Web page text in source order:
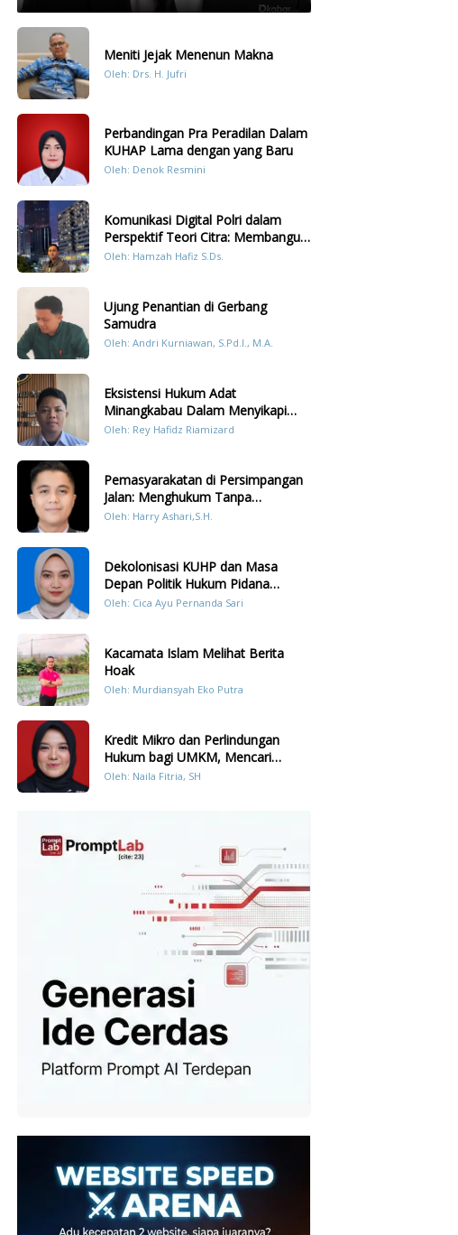
Meniti Jejak Menenun Makna
Oleh: Drs. H. Jufri
Perbandingan Pra Peradilan Dalam
KUHAP Lama dengan yang Baru
Oleh: Denok Resmini
Komunikasi Digital Polri dalam
Perspektif Teori Citra: Membangun
Kepercayaan Publik Melalui Konten
Oleh: Hamzah Hafiz S.Ds.
Ujung Penantian di Gerbang
Samudra
Oleh: Andri Kurniawan, S.Pd.I., M.A.
Eksistensi Hukum Adat
Minangkabau Dalam Menyikapi
Prilaku LGBT Analisis Perbandingan
Oleh: Rey Hafidz Riamizard
Pemasyarakatan di Persimpangan
Jalan: Menghukum Tanpa
Memulihkan?
Oleh: Harry Ashari,S.H.
Dekolonisasi KUHP dan Masa
Depan Politik Hukum Pidana
Indonesia
Oleh: Cica Ayu Pernanda Sari
Kacamata Islam Melihat Berita
Hoak
Oleh: Murdiansyah Eko Putra
Kredit Mikro dan Perlindungan
Hukum bagi UMKM, Mencari
Keseimbangan antara Risiko dan
Oleh: Naila Fitria, SH